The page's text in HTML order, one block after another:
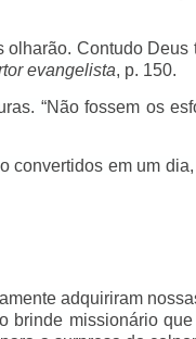
Contudo
evangelista, p. 150.
“Não fossem os
convertidos em um
adquiriram
missionário